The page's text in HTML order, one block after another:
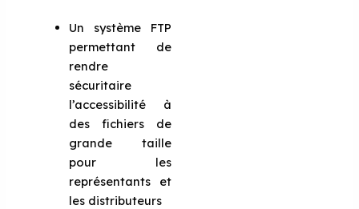
Un système FTP
permettant de
rendre
sécuritaire
l’accessibilité à
des fichiers de
grande taille
pour les
représentants et
les distributeurs